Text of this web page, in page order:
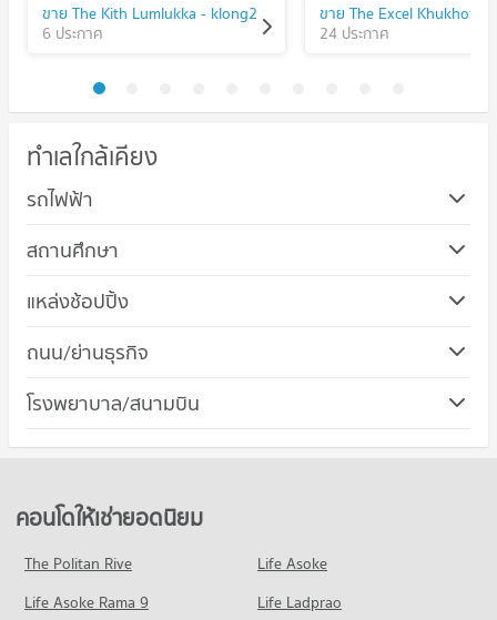
ขาย The Kith Lumlukka - klong2
6 ประกาศ
ขาย The Excel Khukhot
24 ประกาศ
ทำเลใกล้เคียง
รถไฟฟ้า
สถานศึกษา
คอนโด วิทยาลัยพยาบาลทหารอากาศ
คอนโดให้เช่า วิทยาลัยพยาบาลทหารอากาศ
ขายคอนโด วิทยาลัยพยาบาลทหารอากาศ
373 โครงการ
คอนโดให้เช่า ม.รังสิต
มีคอนโดให้เช่า 728 ประกาศ
มีคอนโดขาย 277 ประกาศ
แหล่งช้อปปิ้ง
คอนโด บิ๊กซี เอ็กซ์ตร้า รังสิต
คอนโดให้เช่า บิ๊กซี เอ็กซ์ตร้า รังสิต
คอนโด แม็คโคร รังสิต
มีคอนโดให้เช่า 338 ประกาศ
ถนน/ย่านธุรกิจ
คอนโด ลำลูกกา ปทุมธานี
คอนโดให้เช่า ลำลูกกา ปทุมธานี
ขายคอนโด ลำลูกกา ปทุมธานี
มีคอนโดขาย 77 ประกาศ
คอนโด ถนนรังสิต-นครนายก
365 โครงการ
โรงพยาบาล/สนามบิน
คอนโด รพ.แพทย์รังสิต
คอนโดให้เช่า รพ.แพทย์รังสิต
มีคอนโดให้เช่า 356 ประกาศ
ขายคอนโด รพ.แพทย์รังสิต
คอนโดให้เช่ายอดนิยม
The Politan Rive
Life Asoke
Life Asoke Rama 9
Life Ladprao